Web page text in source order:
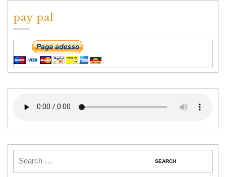
pay pal